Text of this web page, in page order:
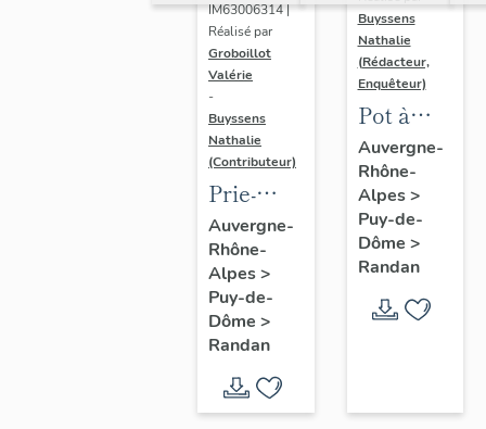
IM63006314 |
Réalisé par
Groboillot
Valérie
-
Buyssens
Nathalie
(Contributeur)
Prie-
Dieu n° 1
Auvergne-
Rhône-
Alpes>
Puy-de-
Dôme >
Randan
Buyssens
Nathalie
(Rédacteur,
Enquêteur)
Pot à
crème n°
2
Auvergne-
Rhône-
Alpes>
Puy-de-
Dôme >
Randan